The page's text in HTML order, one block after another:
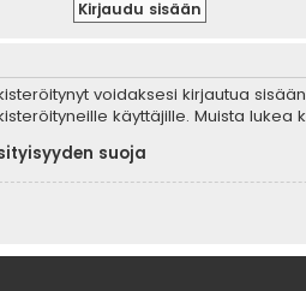
voidaksesi kirjautua
käyttäjille. Muista
suoja